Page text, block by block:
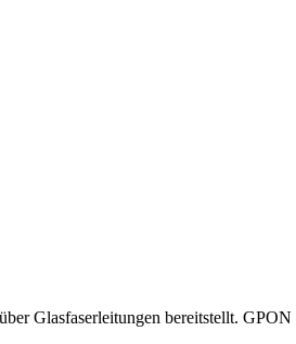
Glasfaserleitungen bereitstellt. GPON